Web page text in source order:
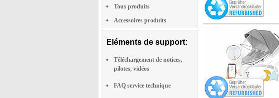
Tous produits
Accessoires produits
Eléments de support:
Téléchargement de notices,
pilotes, vidéos
FAQ service technique